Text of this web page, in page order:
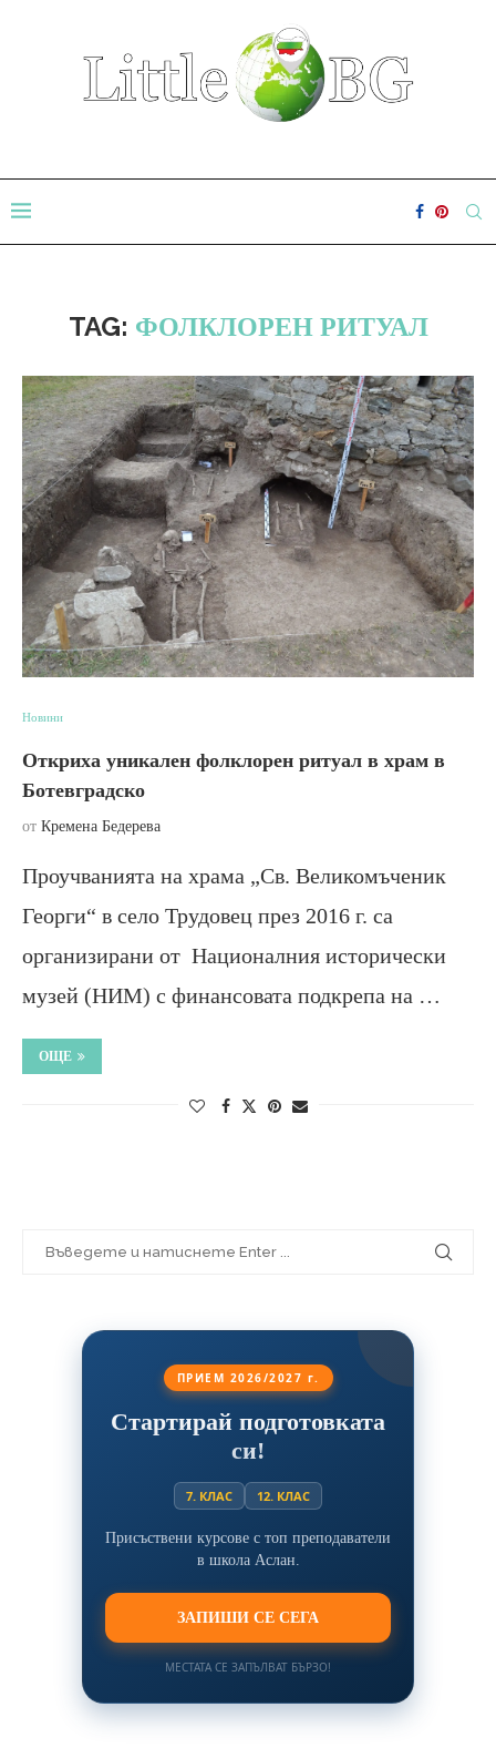
TAG: ФОЛКЛОРЕН РИТУАЛ
Новини
Откриха уникален фолклорен ритуал в храм в
Ботевградско
от Кремена Бедерева
Проучванията на храма „Св. Великомъченик
Георги“ в село Трудовец през 2016 г. са
организирани от Националния исторически
музей (НИМ) с финансовата подкрепа на …
ОЩЕ
ПРИЕМ 2026/2027 г.
Стартирай подготовката
си!
7. КЛАС 12. КЛАС
Присъствени курсове с топ преподаватели
в школа Аслан.
ЗАПИШИ СЕ СЕГА
МЕСТАТА СЕ ЗАПЪЛВАТ БЪРЗО!